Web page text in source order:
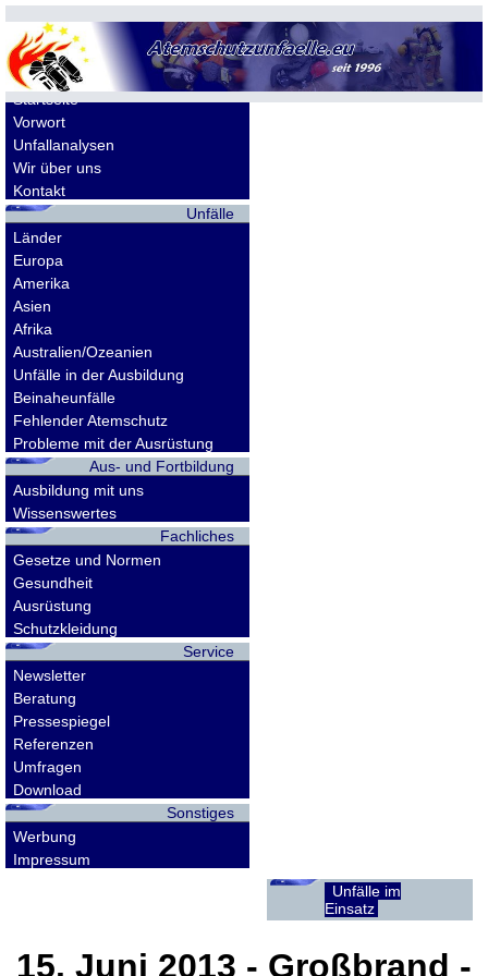
Allgemeines
Startseite
Vorwort
Unfallanalysen
Wir über uns
Kontakt
Unfälle
Länder
Europa
Amerika
Asien
Afrika
Australien/Ozeanien
Unfälle in der Ausbildung
Beinaheunfälle
Fehlender Atemschutz
Probleme mit der Ausrüstung
Aus- und Fortbildung
Ausbildung mit uns
Wissenswertes
Fachliches
Gesetze und Normen
Gesundheit
Ausrüstung
Schutzkleidung
Service
Newsletter
Beratung
Pressespiegel
Referenzen
Umfragen
Download
Sonstiges
Werbung
Impressum
Unfälle im
Einsatz
15. Juni 2013 - Großbrand -